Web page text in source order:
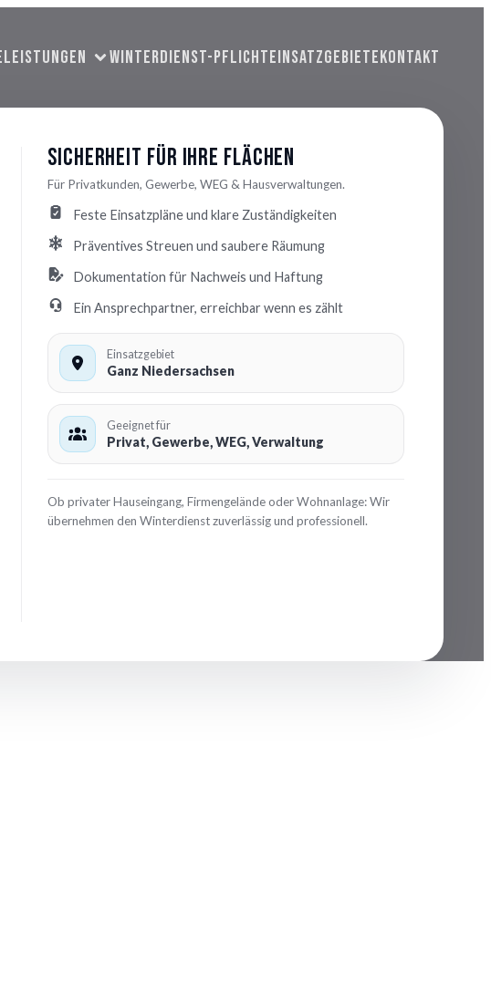
LEISTUNGEN WINTERDIENST-PFLICHTEINSATZGEBIETEKONTAKT
Sicherheit für Ihre Flächen
Für Privatkunden, Gewerbe, WEG & Hausverwaltungen.
Feste Einsatzpläne und klare Zuständigkeiten
Präventives Streuen und saubere Räumung
Dokumentation für Nachweis und Haftung
Ein Ansprechpartner, erreichbar wenn es zählt
Einsatzgebiet
Ganz Niedersachsen
Geeignet für
Privat, Gewerbe, WEG, Verwaltung
Ob privater Hauseingang, Firmengelände oder Wohnanlage: Wir
übernehmen den Winterdienst zuverlässig und professionell.